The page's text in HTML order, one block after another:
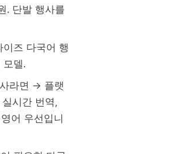
. 단발 행사를
즈 다국어 행
모델.
라면 → 플랫
시간 번역,
어 우선입니